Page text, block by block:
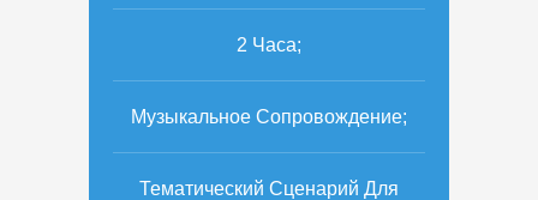
2 Часа;
Музыкальное Сопровождение;
Тематический Сценарий Для